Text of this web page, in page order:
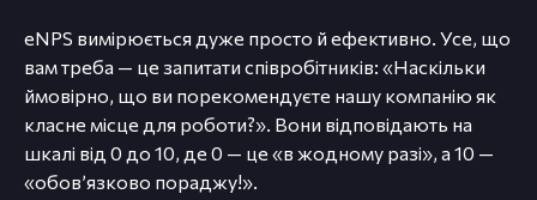
eNPS вимірюється дуже просто й ефективно. Усе, що
вам треба — це запитати співробітників: «Наскільки
ймовірно, що ви порекомендуєте нашу компанію як
класне місце для роботи?». Вони відповідають на
шкалі від 0 до 10, де 0 — це «в жодному разі», а 10 —
«обовʼязково пораджу!».